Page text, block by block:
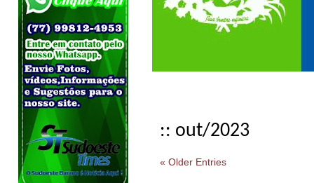
:: out/2023
« Older Entries